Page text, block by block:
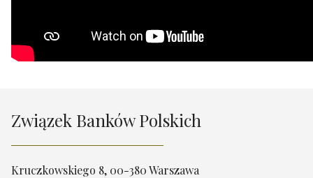
Związek Banków Polskich
Kruczkowskiego 8, 00-380 Warszawa